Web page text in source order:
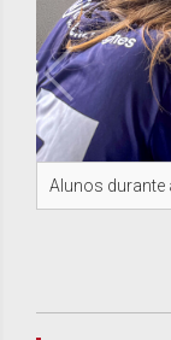
Alunos durante